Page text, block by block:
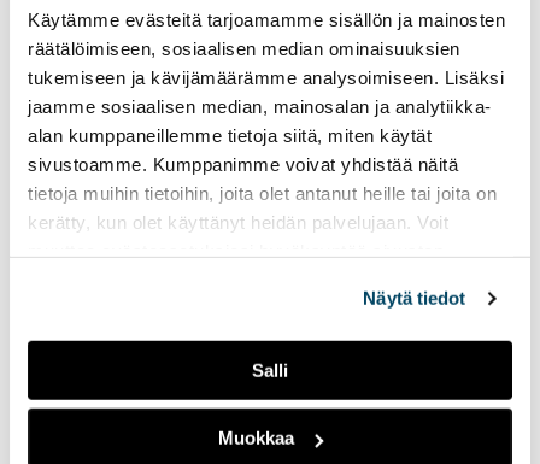
Käytämme evästeitä tarjoamamme sisällön ja mainosten
räätälöimiseen, sosiaalisen median ominaisuuksien
tukemiseen ja kävijämäärämme analysoimiseen. Lisäksi
jaamme sosiaalisen median, mainosalan ja analytiikka-
alan kumppaneillemme tietoja siitä, miten käytät
sivustoamme. Kumppanimme voivat yhdistää näitä
tietoja muihin tietoihin, joita olet antanut heille tai joita on
kerätty, kun olet käyttänyt heidän palvelujaan. Voit
Näytä tiedot
Salli
Muokkaa
“Suomessa asuvat iranilaistaustaiset elävät jatkuvassa
huolessa, mikä näkyy jaksamisessa ja arjessa.
Yksinkertaisesti, mutta ironisesti, vaikka ihminen
muuttaisi kuuhun, ei hän silti unohda juuriaan.”
Iranilaisyhteisöön
Turussa kuuluu
useista eri taustoista
tulevia, mutta
pääasiassa
persialaisia sekä
kurdeja.
Tilastokeskuksen
mukaan vuonna
1800